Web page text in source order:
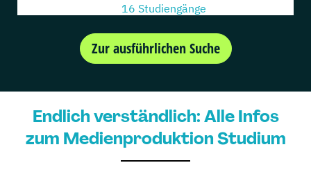
16 Studiengänge
Deutsche POP
21 Studiengänge
Hochschule Ansbach
Angewandte Wirtschafts- und Medienpsychologie,...
Zur ausführlichen Suche
Endlich verständlich: Alle Infos
zum Medienproduktion Studium